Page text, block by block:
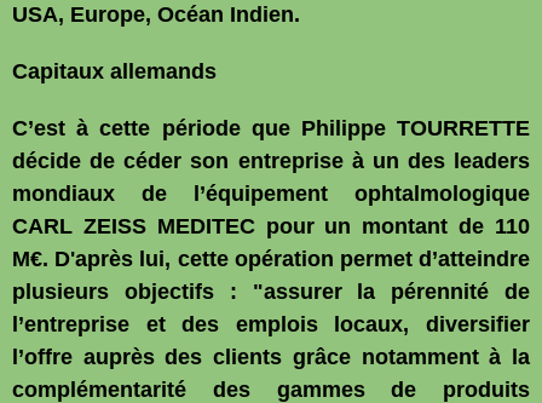
USA, Europe, Océan Indien.
Capitaux allemands
C’est à cette période que Philippe TOURRETTE
décide de céder son entreprise à un des leaders
mondiaux de l’équipement ophtalmologique
CARL ZEISS MEDITEC pour un montant de 110
M€. D'après lui, cette opération permet d’atteindre
plusieurs objectifs : "assurer la pérennité de
l’entreprise et des emplois locaux, diversifier
l’offre auprès des clients grâce notamment à la
complémentarité des gammes de produits